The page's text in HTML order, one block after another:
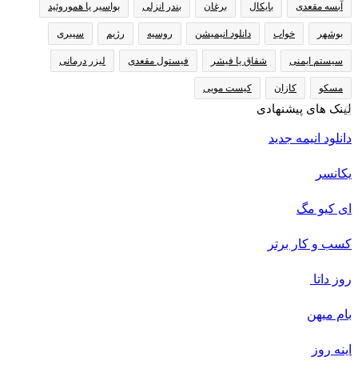
آبسه مقعدی بایکال برغان بندر انزلی بواسیر یا هموروئید
بوشهر خواب دانلود انیمیشن روسیه رژیم سیبری
سیستم ایمنی شقاق یا فیشر فیستول مقعدی لیزر درمانی
مسکو کازان کیست مویی
لینک های پیشنهادی
دانلود انیمه جدید
یکانسر
ای کیو مگ
کسب و کار برتر
روز داتا
بام میهن
اینه روز